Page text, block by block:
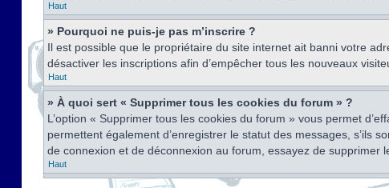
Haut
» Pourquoi ne puis-je pas m’inscrire ?
Il est possible que le propriétaire du site internet ait banni votre
désactiver les inscriptions afin d’empêcher tous les nouveaux
Haut
» À quoi sert « Supprimer tous les cookies du forum » ?
L’option « Supprimer tous les cookies du forum » vous permet
permettent également d’enregistrer le statut des messages, s’ils
de connexion et de déconnexion au forum, essayez de supprimer
Haut